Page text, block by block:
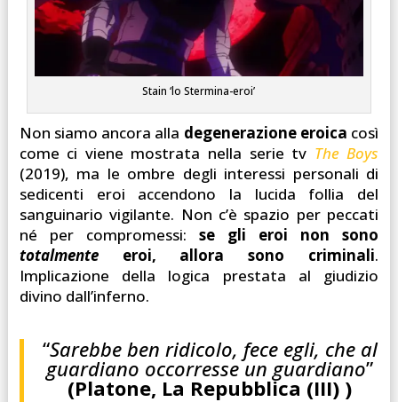
Stain ‘lo Stermina-eroi’
Non siamo ancora alla degenerazione eroica così
come ci viene mostrata nella serie tv The Boys
(2019), ma le ombre degli interessi personali di
sedicenti eroi accendono la lucida follia del
sanguinario vigilante. Non c’è spazio per peccati
né per compromessi: se gli eroi non sono
totalmenteeroi, allora sono criminali.
Implicazione della logica prestata al giudizio
divino dall’inferno.
“Sarebbe ben ridicolo, fece egli, che al
guardiano occorresse un guardiano”
(Platone, La Repubblica (III) )